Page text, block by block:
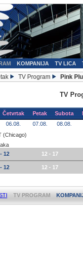
KOMPANIJA TV LICA
TV Program Pink
TV
Četvrtak Petak Subota
06.08. 07.08. 08.08.
(Chicago)
12
12 - 17
12 12 - 17
TV PROGRAM